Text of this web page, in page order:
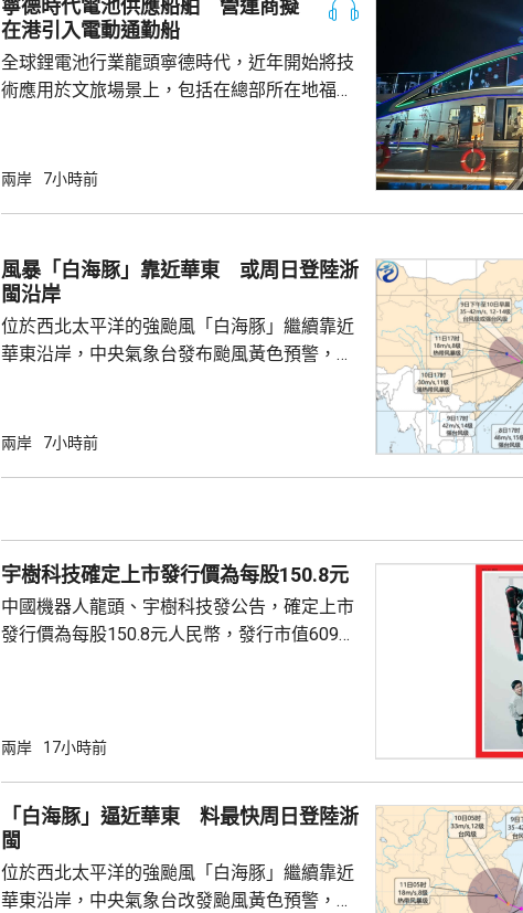
訪問中國有助穩定兩國關係，他最近數月一直
爭取中方的訪問邀請，並在中國國防大學發表
演講，要求國防部官員與北...
寧德時代電池供應船舶 營運商擬
在港引入電動通勤船
全球鋰電池行業龍頭寧德時代，近年開始將技
術應用於文旅場景上，包括在總部所在地福建
貴，但預料3至5年後將會回本，希望未來將電
前在全球設有13個電池生產製造基地，其中11
個在內地，另外兩個分別在德國和匈牙利。截
至去年11月，有...
兩岸 7小時前
風暴「白海豚」靠近華東 或周日登陸浙
閩沿岸
位於西北太平洋的強颱風「白海豚」繼續靠近
華東沿岸，中央氣象台發布颱風黃色預警，指
日間穿過琉球群島後移入東海，其後移速減慢
動，強度逐漸減弱。專家表示，「白海豚」後
續帶來的降雨較強，風雨影響範圍較大，...
兩岸 7小時前
宇樹科技確定上市發行價為每股150.8元
中國機器人龍頭、宇樹科技發公告，確定上市
發行價為每股150.8元人民幣，發行市值609億
開發行新股4040多萬股，擬發行數量佔發行後
萬股，網下初始發行數量為2580多萬股，初始
戰略配售數量約為809萬股。發行完成後，宇
樹科技總股本...
兩岸 17小時前
「白海豚」逼近華東 料最快周日登陸浙
閩
位於西北太平洋的強颱風「白海豚」繼續靠近
華東沿岸，中央氣象台改發颱風黃色預警，預